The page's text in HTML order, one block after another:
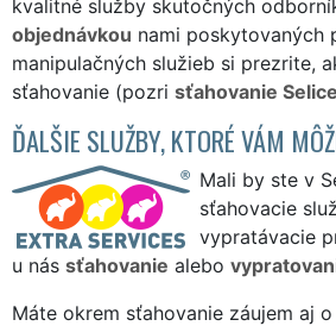
kvalitné služby skutočných
objednávkou nami poskytovaných
manipulačných služieb si prezrite,
sťahovanie (pozri sťahovanie
ĎALŠIE SLUŽBY, KTORÉ VÁM
Mali by ste v
sťahovacie
vypratávacie
u nás sťahovanie alebo
Máte okrem sťahovanie záujem aj